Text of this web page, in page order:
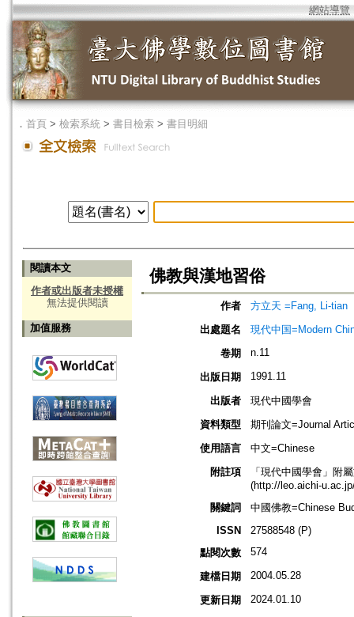
網站導覽
． 首頁 > 檢索系統 > 書目檢索 > 書目明細
閱讀本文
作者或出版者未授權
無法提供閱讀
加值服務
佛教與漢地習俗
作者
方立天 =Fang, Li-tian
出處題名
現代中国=Modern
卷期
n.11
出版日期 1991.11
出版者
現代中國學會
資料類型
期刊論文=Journal
使用語言
中文=Chinese
附註項
「現代中國學會」附
(http://leo.aichi-
關鍵詞
中國佛教=Chinese
ISSN
27588548 (P)
點閱次數
574
建檔日期 2004.05.28
更新日期 2024.01.10